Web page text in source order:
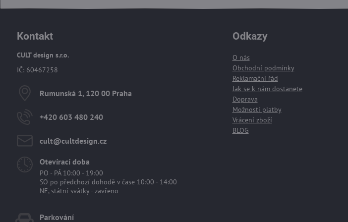
Kontakt
CULT design s.r.o.
IČ: 60467258
Rumunská 1, 120 00 Praha
+420 603 480 240
cult​@cultdesign​.cz
Otevírací doba
PO - PÁ 10:00 - 19:00
SO po předchozí dohodě v čase 10:00 - 14:00
NE, státní svátky - zavřeno
Parkování
Odkazy
O nás
Obchodní podmínky
Reklamační řád
Jak se k nám dostanete
Doprava
Možnosti platby
Vrácení zboží
BLOG